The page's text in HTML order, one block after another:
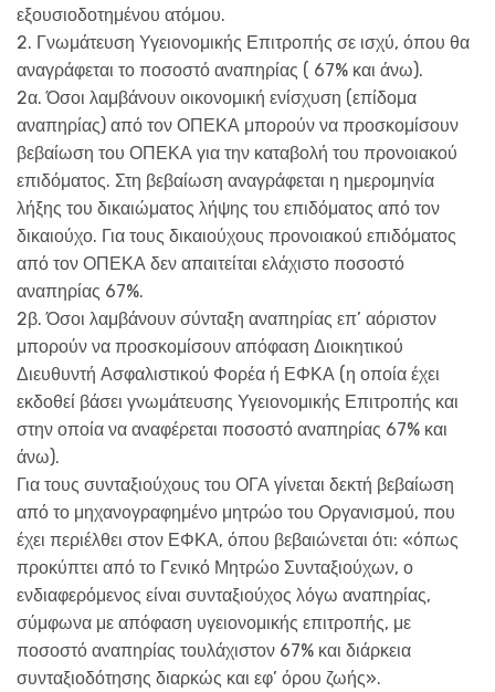
εξουσιοδοτημένου ατόμου.
2. Γνωμάτευση Υγειονομικής Επιτροπής σε ισχύ, όπου θα
αναγράφεται το ποσοστό αναπηρίας ( 67% και άνω).
2α. Όσοι λαμβάνουν οικονομική ενίσχυση (επίδομα
αναπηρίας) από τον ΟΠΕΚΑ μπορούν να προσκομίσουν
βεβαίωση του ΟΠΕΚΑ για την καταβολή του προνοιακού
επιδόματος. Στη βεβαίωση αναγράφεται η ημερομηνία
λήξης του δικαιώματος λήψης του επιδόματος από τον
δικαιούχο. Για τους δικαιούχους προνοιακού επιδόματος
από τον ΟΠΕΚΑ δεν απαιτείται ελάχιστο ποσοστό
αναπηρίας 67%.
2β. Όσοι λαμβάνουν σύνταξη αναπηρίας επ’ αόριστον
μπορούν να προσκομίσουν απόφαση Διοικητικού
Διευθυντή Ασφαλιστικού Φορέα ή ΕΦΚΑ (η οποία έχει
εκδοθεί βάσει γνωμάτευσης Υγειονομικής Επιτροπής και
στην οποία να αναφέρεται ποσοστό αναπηρίας 67% και
άνω).
Για τους συνταξιούχους του ΟΓΑ γίνεται δεκτή βεβαίωση
από το μηχανογραφημένο μητρώο του Οργανισμού, που
έχει περιέλθει στον ΕΦΚΑ, όπου βεβαιώνεται ότι: «όπως
προκύπτει από το Γενικό Μητρώο Συνταξιούχων, ο
ενδιαφερόμενος είναι συνταξιούχος λόγω αναπηρίας,
σύμφωνα με απόφαση υγειονομικής επιτροπής, με
ποσοστό αναπηρίας τουλάχιστον 67% και διάρκεια
συνταξιοδότησης διαρκώς και εφ’ όρου ζωής».